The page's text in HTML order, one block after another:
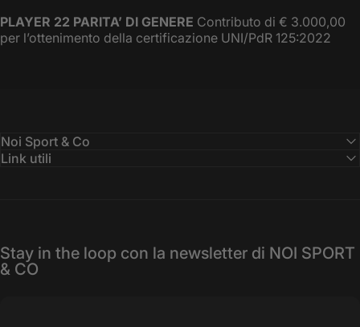
PLAYER 22 PARITA’ DI GENERE Contributo di € 3.000,00
per l’ottenimento della certificazione UNI/PdR 125:2022
Noi Sport & Co
Link utili
Stay in the loop con la newsletter di NOI SPORT
& CO